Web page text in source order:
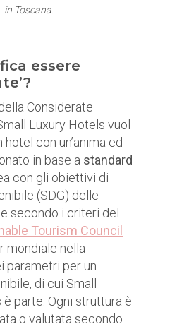
in Toscana.
essere
Considerate
Luxury Hotels vuol
con un’anima ed
in base a standard
con gli obiettivi di
(SDG) delle
secondo i criteri del
Tourism Council
mondiale nella
parametri per un
di cui Small
parte. Ogni struttura è
o valutata secondo